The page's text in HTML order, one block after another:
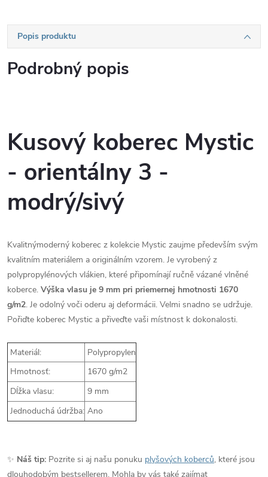
Popis produktu
Podrobný popis
Kusový koberec Mystic
- orientálny 3 -
modrý/sivý
Kvalitnýmoderný koberec z kolekcie Mystic zaujme především svým
kvalitním materiálem a originálním vzorem. Je vyrobený z
polypropylénových vlákien, které připomínají ručně vázané vlněné
koberce. Výška vlasu je 9 mm pri priemernej hmotnosti 1670
g/m2. Je odolný voči oderu aj deformácii. Velmi snadno se udržuje.
Pořiďte koberec Mystic a přiveďte vaši místnost k dokonalosti.
Materiál:
Polypropylen
Hmotnosť:
1670 g/m2
Dĺžka vlasu:
9 mm
Jednoduchá údržba: Ano
✨ Náš tip: Pozrite si aj našu ponuku plyšových koberců, které jsou
dlouhodobým bestsellerem. Mohla by vás také zajímat